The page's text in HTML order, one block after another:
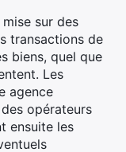
sur des
transactions de
biens, quel que
Les
agence
opérateurs
ensuite les